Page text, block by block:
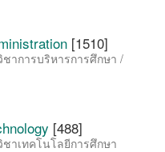
[1510]
าการบริหารการศึกษา /
[488]
าเทคโนโลยีการศึกษา